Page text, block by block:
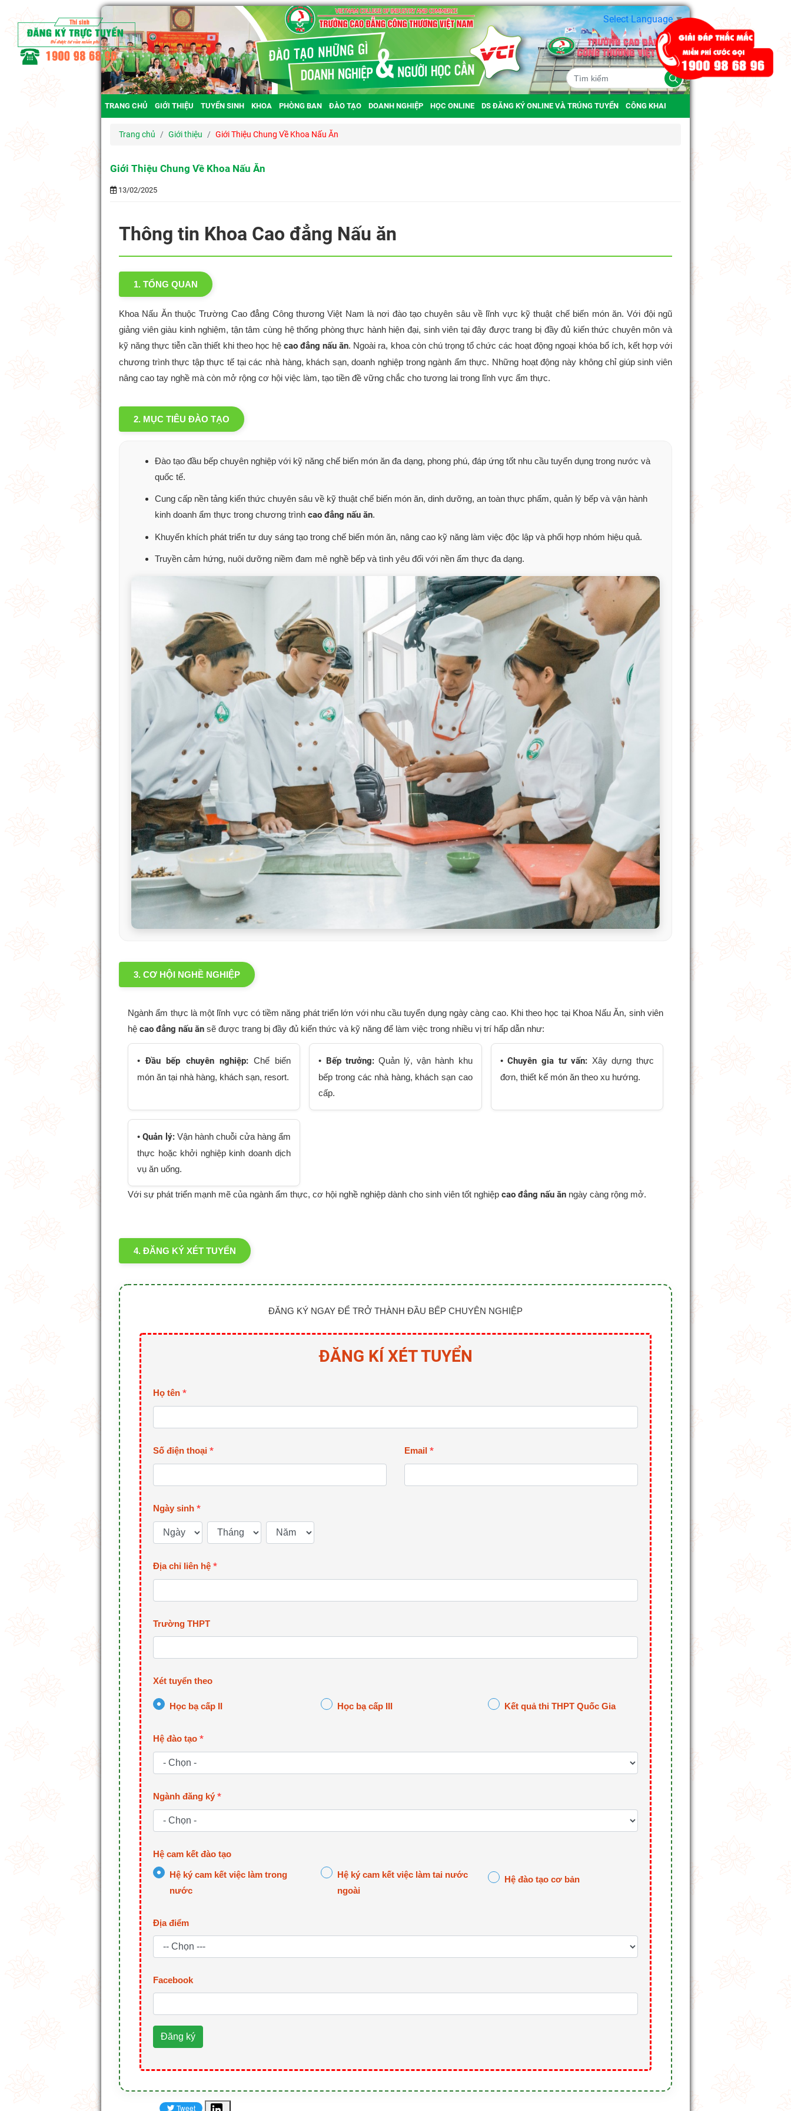
Select Language▼
TRANG CHỦ GIỚI THIỆU TUYỂN SINH KHOA PHÒNG BAN ĐÀO TẠO DOANH NGHIỆP HỌC ONLINE DS ĐĂNG KÝ ONLINE VÀ TRÚNG TUYỂN CÔNG KHAI
Trang chủ Giới thiệu Giới Thiệu Chung Về Khoa Nấu Ăn
Giới Thiệu Chung Về Khoa Nấu Ăn
13/02/2025
Thông tin Khoa Cao đẳng Nấu ăn
1. TỔNG QUAN
Khoa Nấu Ăn thuộc Trường Cao đẳng Công thương Việt Nam là nơi đào tạo chuyên sâu về lĩnh vực kỹ thuật chế biến món ăn. Với đội ngũ
giảng viên giàu kinh nghiệm, tận tâm cùng hệ thống phòng thực hành hiện đại, sinh viên tại đây được trang bị đầy đủ kiến thức chuyên môn và
kỹ năng thực tiễn cần thiết khi theo học hệ cao đẳng nấu ăn. Ngoài ra, khoa còn chú trọng tổ chức các hoạt động ngoại khóa bổ ích, kết hợp với
chương trình thực tập thực tế tại các nhà hàng, khách sạn, doanh nghiệp trong ngành ẩm thực. Những hoạt động này không chỉ giúp sinh viên
nâng cao tay nghề mà còn mở rộng cơ hội việc làm, tạo tiền đề vững chắc cho tương lai trong lĩnh vực ẩm thực.
2. MỤC TIÊU ĐÀO TẠO
Đào tạo đầu bếp chuyên nghiệp với kỹ năng chế biến món ăn đa dạng, phong phú, đáp ứng tốt nhu cầu tuyển dụng trong nước và
quốc tế.
Cung cấp nền tảng kiến thức chuyên sâu về kỹ thuật chế biến món ăn, dinh dưỡng, an toàn thực phẩm, quản lý bếp và vận hành
kinh doanh ẩm thực trong chương trình cao đẳng nấu ăn.
Khuyến khích phát triển tư duy sáng tạo trong chế biến món ăn, nâng cao kỹ năng làm việc độc lập và phối hợp nhóm hiệu quả.
Truyền cảm hứng, nuôi dưỡng niềm đam mê nghề bếp và tình yêu đối với nền ẩm thực đa dạng.
3. CƠ HỘI NGHỀ NGHIỆP
Ngành ẩm thực là một lĩnh vực có tiềm năng phát triển lớn với nhu cầu tuyển dụng ngày càng cao. Khi theo học tại Khoa Nấu Ăn, sinh viên
hệ cao đẳng nấu ăn sẽ được trang bị đầy đủ kiến thức và kỹ năng để làm việc trong nhiều vị trí hấp dẫn như:
•Đầu bếp chuyên nghiệp:Chế biến
món ăn tại nhà hàng, khách sạn, resort.
• Bếp trưởng:Quản lý, vận hành khu
bếp trong các nhà hàng, khách sạn cao
cấp.
•Chuyên gia tư vấn: Xây dựng thực
đơn, thiết kế món ăn theo xu hướng.
•Quản lý:Vận hành chuỗi cửa hàng ẩm
thực hoặc khởi nghiệp kinh doanh dịch
vụ ăn uống.
Với sự phát triển mạnh mẽ của ngành ẩm thực, cơ hội nghề nghiệp dành cho sinh viên tốt nghiệp cao đẳng nấu ăn ngày càng rộng mở.
4. ĐĂNG KÝ XÉT TUYỂN
ĐĂNG KÝ NGAY ĐỂ TRỞ THÀNH ĐẦU BẾP CHUYÊN NGHIỆP
ĐĂNG KÍ XÉT TUYỂN
Họ tên *
Số điện thoại * Email *
Ngày sinh *
Địa chỉ liên hệ *
Trường THPT
Xét tuyển theo
Học bạ cấp II Học bạ cấp III Kết quả thi THPT Quốc Gia
Hệ đào tạo *
Ngành đăng ký *
Hệ cam kết đào tạo
Hệ ký cam kết việc làm trong
nước
Hệ ký cam kết việc làm tai nước
ngoài
Hệ đào tạo cơ bản
Địa điểm
Facebook
Đăng ký